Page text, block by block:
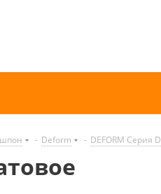
- Deform - DEFORM Серия D